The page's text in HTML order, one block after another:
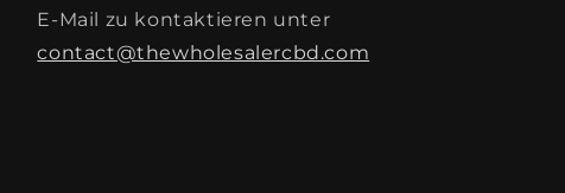
E-Mail zu kontaktieren unter
contact@thewholesalercbd.com